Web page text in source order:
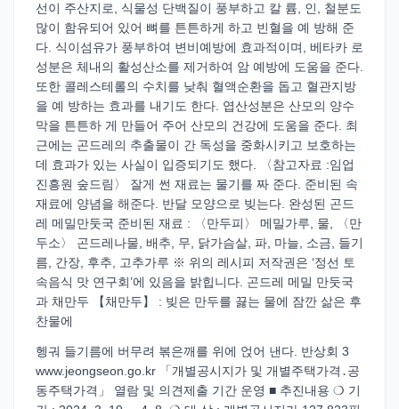
선이 주산지로, 식물성 단백질이 풍부하고 칼 륨, 인, 철분도
많이 함유되어 있어 뼈를 튼튼하게 하고 빈혈을 예 방해 준
다. 식이섬유가 풍부하여 변비예방에 효과적이며, 베타카 로
성분은 체내의 활성산소를 제거하여 암 예방에 도움을 준다.
또한 콜레스테롤의 수치를 낮춰 혈액순환을 돕고 혈관지방
을 예 방하는 효과를 내기도 한다. 엽산성분은 산모의 양수
막을 튼튼하 게 만들어 주어 산모의 건강에 도움을 준다. 최
근에는 곤드레의 추출물이 간 독성을 중화시키고 보호하는
데 효과가 있는 사실이 입증되기도 했다. 〈참고자료 :임업
진흥원 숲드림〉 잘게 썬 재료는 물기를 짜 준다. 준비된 속
재료에 양념을 해준다. 반달 모양으로 빚는다. 완성된 곤드
레 메밀만둣국 준비된 재료 : 〈만두피〉 메밀가루, 물, 〈만
두소〉 곤드레나물, 배추, 무, 닭가슴살, 파, 마늘, 소금, 들기
름, 간장, 후추, 고추가루 ※ 위의 레시피 저작권은 ‘정선 토
속음식 맛 연구회’에 있음을 밝힙니다. 곤드레 메밀 만둣국
과 채만두 【채만두】 : 빚은 만두를 끓는 물에 잠깐 삶은 후
찬물에
헹궈 들기름에 버무려 볶은깨를 위에 얹어 낸다. 반상회 3
www.jeongseon.go.kr 「개별공시지가 및 개별주택가격․공
동주택가격」 열람 및 의견제출 기간 운영 ■ 추진내용 ❍ 기